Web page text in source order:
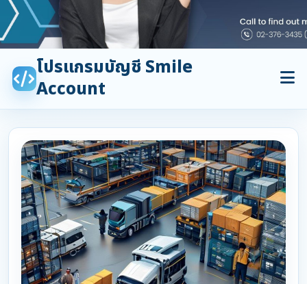
โปรแกรมบัญชี Smile
Account